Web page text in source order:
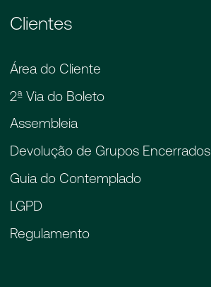
Clientes
Área do Cliente
2ª Via do Boleto
Assembleia
Devolução de Grupos Encerrados
Guia do Contemplado
LGPD
Regulamento